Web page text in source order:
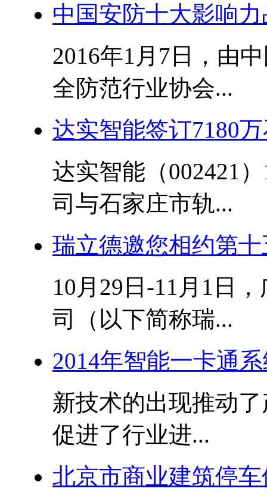
中国安防十大影响
2016年1月7日，由
全防范行业协会...
达实智能签订7180
达实智能（002421
司与石家庄市轨...
瑞立德邀您相约第
10月29日-11月1日
司（以下简称瑞...
2014年智能一卡通
新技术的出现推动
促进了行业进...
北京市商业建筑停